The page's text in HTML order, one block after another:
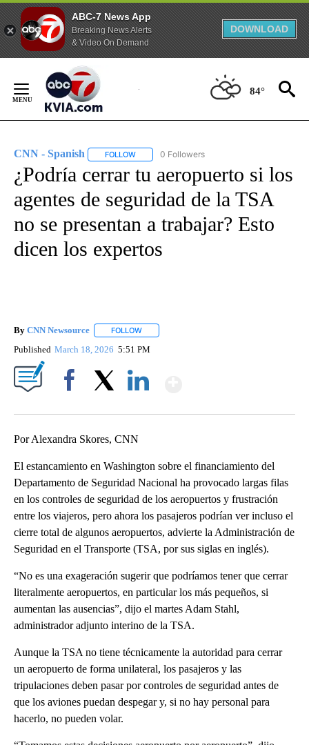
ABC-7 News App
Breaking News Alerts
& Video On Demand
DOWNLOAD
Content
84°
CNN - Spanish FOLLOW FOLLOW "CNN - SPANISH" TO RECEIVE
0 Followers
¿Podría cerrar tu aeropuerto si los
agentes de seguridad de la TSA
no se presentan a trabajar? Esto
dicen los expertos
By CNN Newsource FOLLOW
Published March 18, 2026 5:51 PM
Por Alexandra Skores, CNN
El estancamiento en Washington sobre el financiamiento del
Departamento de Seguridad Nacional ha provocado largas filas
en los controles de seguridad de los aeropuertos y frustración
entre los viajeros, pero ahora los pasajeros podrían ver incluso el
cierre total de algunos aeropuertos, advierte la Administración de
Seguridad en el Transporte (TSA, por sus siglas en inglés).
“No es una exageración sugerir que podríamos tener que cerrar
literalmente aeropuertos, en particular los más pequeños, si
aumentan las ausencias”, dijo el martes Adam Stahl,
administrador adjunto interino de la TSA.
Aunque la TSA no tiene técnicamente la autoridad para cerrar
un aeropuerto de forma unilateral, los pasajeros y las
tripulaciones deben pasar por controles de seguridad antes de
que los aviones puedan despegar y, si no hay personal para
hacerlo, no pueden volar.